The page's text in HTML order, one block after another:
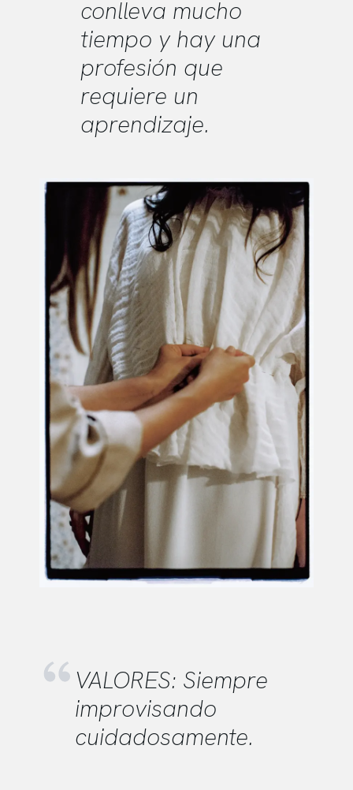
conlleva mucho
tiempo y hay una
profesión que
requiere un
aprendizaje.
VALORES: Siempre
improvisando
cuidadosamente.